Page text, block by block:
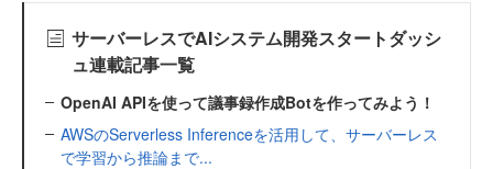
サーバーレスでAIシステム開発スタートダッシ
ュ連載記事一覧
OpenAI APIを使って議事録作成Botを作ってみよう！
AWSのServerless Inferenceを活用して、サーバーレス
で学習から推論まで...